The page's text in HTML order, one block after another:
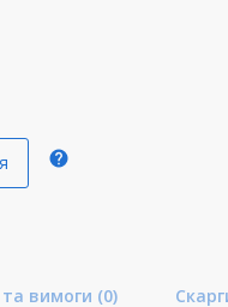
help
вимоги (0)